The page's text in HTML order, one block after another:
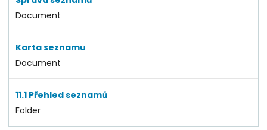
Document
Karta seznamu
Document
11.1 Přehled seznamů
Folder